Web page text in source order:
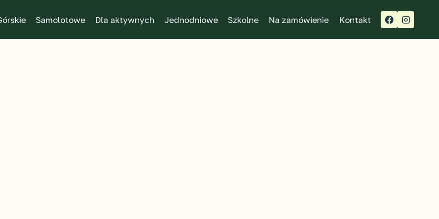
Samolotowe Dla aktywnych Jednodniowe Szkolne Na zamówienie Kontakt